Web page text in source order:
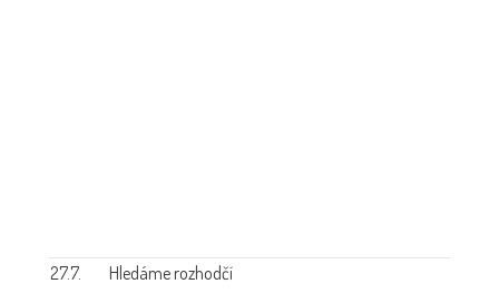
27.7. Hledáme rozhodčí